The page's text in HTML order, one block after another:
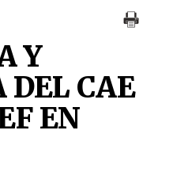
Y
DEL CAE
EN